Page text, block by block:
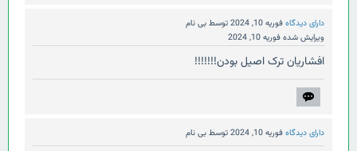
دارای دیدگاهفوریه 10, 2024 توسطبی نام
ویرایش شدهفوریه 10, 2024
افشاریان ترک اصیل بودن!!!!!!!
دارای دیدگاهفوریه 10, 2024 توسطبی نام